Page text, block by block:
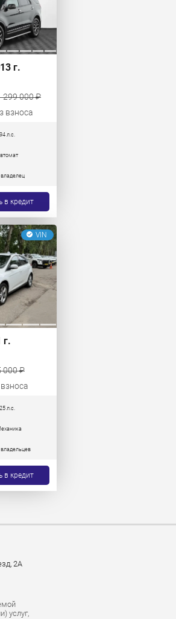
г.
299 000 ₽
взноса
л.с.
владелец
в кредит
VIN
г.
000 ₽
л.с.
владельцев
в кредит
2А
услуг,